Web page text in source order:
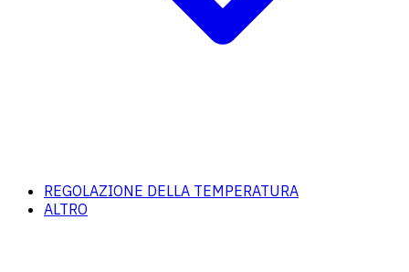
REGOLAZIONE DELLA TEMPERATURA
ALTRO